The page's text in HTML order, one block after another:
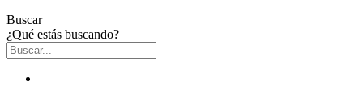
Buscar
¿Qué estás buscando?